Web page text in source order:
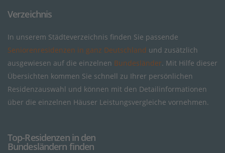
Verzeichnis
In unserem Städteverzeichnis finden Sie passende
Seniorenresidenzen in ganz Deutschland und zusätzlich
ausgewiesen auf die einzelnen Bundesländer. Mit Hilfe dieser
Übersichten kommen Sie schnell zu Ihrer persönlichen
Residenzauswahl und können mit den Detailinformationen
über die einzelnen Häuser Leistungsvergleiche vornehmen.
Top-Residenzen in den
Bundesländern finden